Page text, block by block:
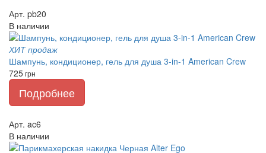
Арт. pb20
В наличии
ХИТ продаж
Шампунь, кондиционер, гель для душа 3-in-1 American Crew
725грн
Подробнее
Арт. ac6
В наличии